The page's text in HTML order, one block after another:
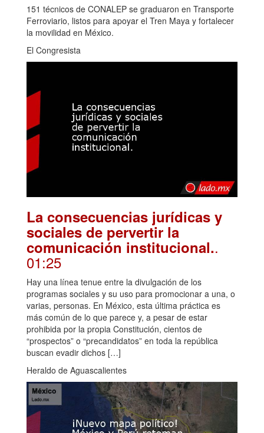
151 técnicos de CONALEP se graduaron en Transporte
Ferroviario, listos para apoyar el Tren Maya y fortalecer
la movilidad en México.
El Congresista
La consecuencias jurídicas y
sociales de pervertir la
comunicación institucional..
01:25
Hay una línea tenue entre la divulgación de los
programas sociales y su uso para promocionar a una, o
varias, personas. En México, esta última práctica es
más común de lo que parece y, a pesar de estar
prohibida por la propia Constitución, cientos de
“prospectos” o “precandidatos” en toda la república
buscan evadir dichos […]
Heraldo de Aguascalientes